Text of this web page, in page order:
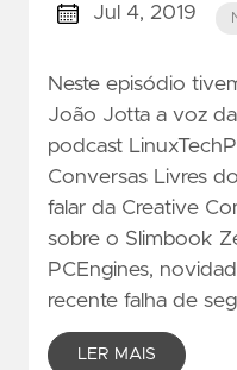
Jul 4, 2019
Neste episódio
João Jotta a voz
podcast
Conversas Livres
falar da Creative
sobre o Slimbook
PCEngines,
recente falha de
LER MAIS